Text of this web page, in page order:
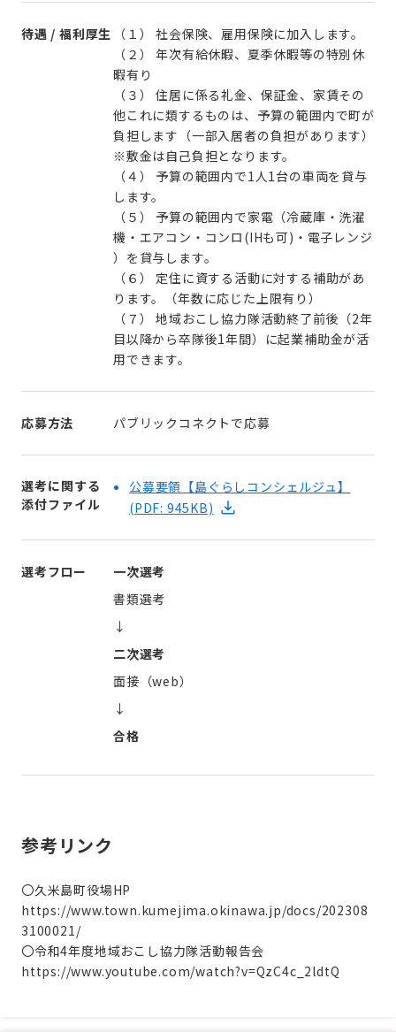
待遇 / 福利厚生
（１） 社会保険、雇用保険に加入します。
（２） 年次有給休暇、夏季休暇等の特別休
暇有り
（３） 住居に係る礼金、保証金、家賃その
他これに類するものは、予算の範囲内で町が
負担します（一部入居者の負担があります）
※敷金は自己負担となります。
（４） 予算の範囲内で1人1台の車両を貸与
します。
（５） 予算の範囲内で家電（冷蔵庫・洗濯
機・エアコン・コンロ(IHも可)・電子レンジ
）を貸与します。
（６） 定住に資する活動に対する補助があ
ります。（年数に応じた上限有り）
（７） 地域おこし協力隊活動終了前後（2年
目以降から卒隊後1年間）に起業補助金が活
用できます。
応募方法 パブリックコネクトで応募
選考に関する
添付ファイル
公募要領【島ぐらしコンシェルジュ】
(PDF: 945KB)
選考フロー
一次選考
書類選考
↓
二次選考
面接（web）
↓
合格
参考リンク
〇久米島町役場HP
https://www.town.kumejima.okinawa.jp/docs/202308
3100021/
〇令和4年度地域おこし協力隊活動報告会
https://www.youtube.com/watch?v=QzC4c_2ldtQ